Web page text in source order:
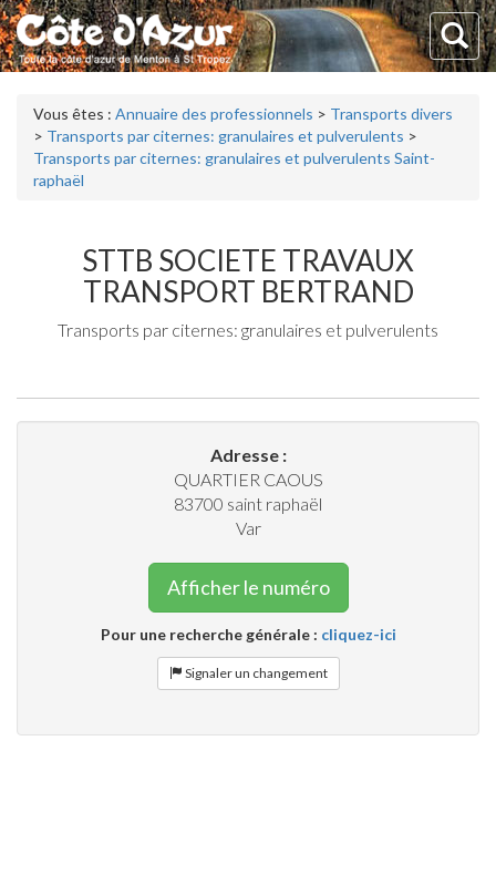
Vous êtes : Annuaire des professionnels > Transports divers
> Transports par citernes: granulaires et pulverulents >
Transports par citernes: granulaires et pulverulents Saint-
raphaël
STTB SOCIETE TRAVAUX
TRANSPORT BERTRAND
Transports par citernes: granulaires et pulverulents
Adresse :
QUARTIER CAOUS
83700 saint raphaël
Var
Afficher le numéro
Pour une recherche générale : cliquez-ici
Signaler un changement